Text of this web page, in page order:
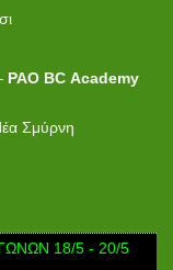
PAO BC Academy
Σμύρνη
18/5 - 20/5